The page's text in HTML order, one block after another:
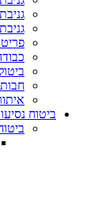
ביטוח